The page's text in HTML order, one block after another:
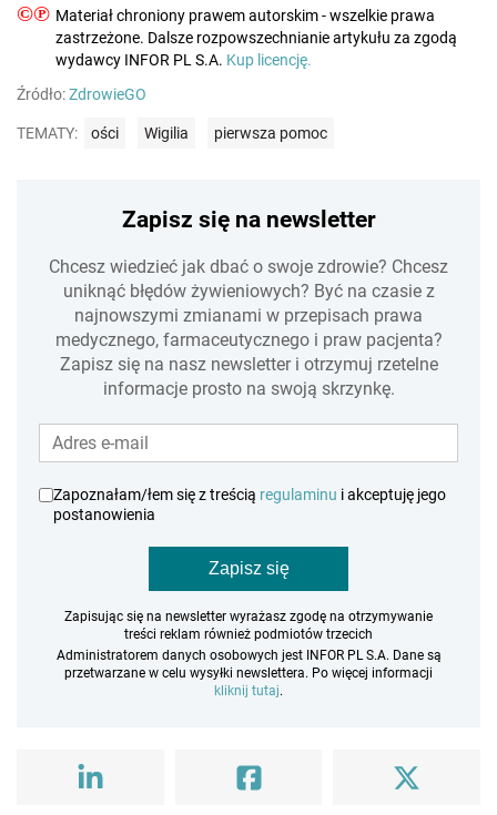
©℗ Materiał chroniony prawem autorskim - wszelkie prawa
zastrzeżone. Dalsze rozpowszechnianie artykułu za zgodą
wydawcy INFOR PL S.A. Kup licencję.
Źródło:ZdrowieGO
TEMATY: ości Wigilia pierwsza pomoc
Zapisz się na newsletter
Chcesz wiedzieć jak dbać o swoje zdrowie? Chcesz
uniknąć błędów żywieniowych? Być na czasie z
najnowszymi zmianami w przepisach prawa
medycznego, farmaceutycznego i praw pacjenta?
Zapisz się na nasz newsletter i otrzymuj rzetelne
informacje prosto na swoją skrzynkę.
Zapoznałam/łem się z treścią regulaminu i akceptuję jego
postanowienia
Zapisz się
Zapisując się na newsletter wyrażasz zgodę na otrzymywanie
treści reklam również podmiotów trzecich
Administratorem danych osobowych jest INFOR PL S.A. Dane są
przetwarzane w celu wysyłki newslettera. Po więcej informacji
kliknij tutaj.